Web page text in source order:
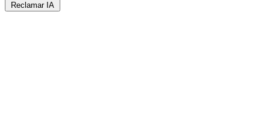
Reclamar IA